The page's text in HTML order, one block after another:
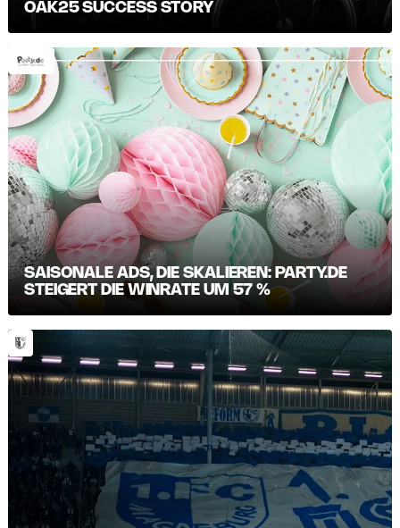
OAK25 SUCCESS STORY
SAISONALE ADS, DIE SKALIEREN: PARTY.DE
STEIGERT DIE WINRATE UM 57 %